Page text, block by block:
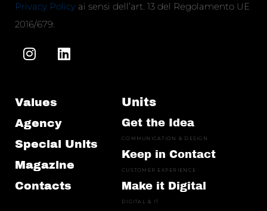
Privacy Policy ai sensi dell’art. 13 del Regolamento UE
2016/679.
Values
Agency
Special Units
Magazine
Contacts
Units
Get the Idea
COMMUNICATION & DESIGN
Keep in Contact
CUSTOMER EXPERIENCE
Make it Digital
DIGITAL & IT